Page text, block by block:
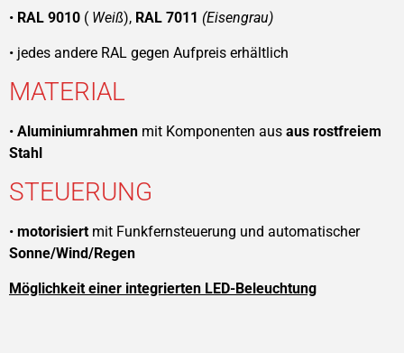
• RAL 9010 ( Weiß), RAL 7011 (Eisengrau)
• jedes andere RAL gegen Aufpreis erhältlich
MATERIAL
• Aluminiumrahmen mit Komponenten aus aus rostfreiem
Stahl
STEUERUNG
• motorisiert mit Funkfernsteuerung und automatischer
Sonne/Wind/Regen
Möglichkeit einer integrierten LED-Beleuchtung